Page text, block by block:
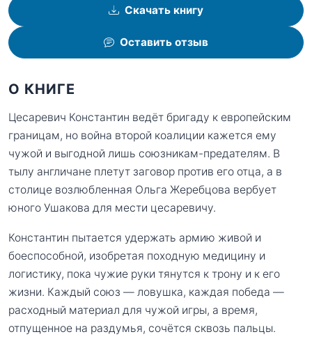
Скачать книгу
Оставить отзыв
О КНИГЕ
Цесаревич Константин ведёт бригаду к европейским
границам, но война второй коалиции кажется ему
чужой и выгодной лишь союзникам-предателям. В
тылу англичане плетут заговор против его отца, а в
столице возлюбленная Ольга Жеребцова вербует
юного Ушакова для мести цесаревичу.
Константин пытается удержать армию живой и
боеспособной, изобретая походную медицину и
логистику, пока чужие руки тянутся к трону и к его
жизни. Каждый союз — ловушка, каждая победа —
расходный материал для чужой игры, а время,
отпущенное на раздумья, сочётся сквозь пальцы.